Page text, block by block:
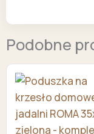
Podobne